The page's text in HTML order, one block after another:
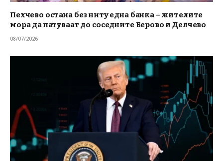
Пехчево остана без ниту една банка – жителите
мора да патуваат до соседните Берово и Делчево
08/07/2026